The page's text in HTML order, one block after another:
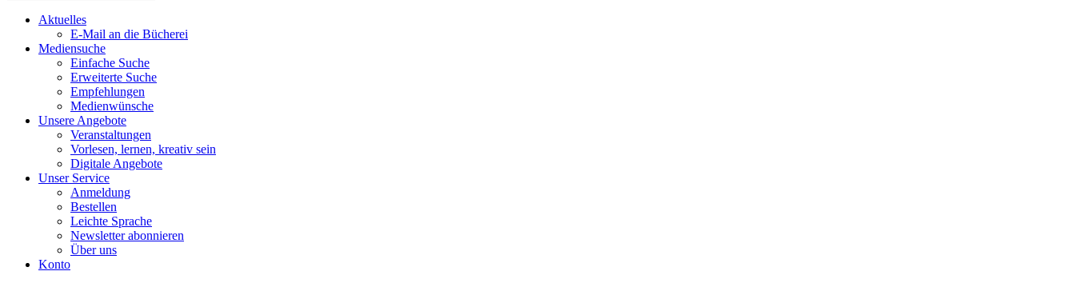
Aktuelles
E-Mail an die Bücherei
Mediensuche
Einfache Suche
Erweiterte Suche
Empfehlungen
Medienwünsche
Unsere Angebote
Veranstaltungen
Vorlesen, lernen, kreativ sein
Digitale Angebote
Unser Service
Anmeldung
Bestellen
Leichte Sprache
Newsletter abonnieren
Über uns
Konto